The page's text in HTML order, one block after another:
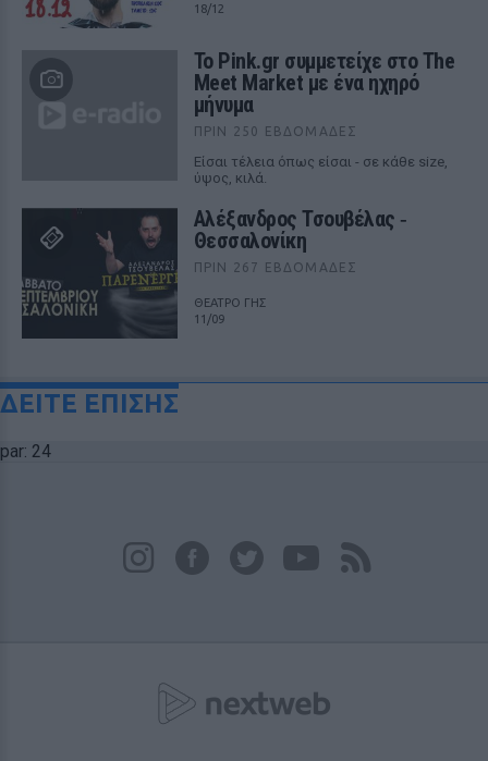
18/12
Το Pink.gr συμμετείχε στο The
Meet Market με ένα ηχηρό
μήνυμα
ΠΡΙΝ 250 ΕΒΔΟΜΆΔΕΣ
Είσαι τέλεια όπως είσαι - σε κάθε size,
ύψος, κιλά.
Αλέξανδρος Τσουβέλας ‑
Θεσσαλονίκη
ΠΡΙΝ 267 ΕΒΔΟΜΆΔΕΣ
ΘΕΑΤΡΟ ΓΗΣ
11/09
ΔΕΙΤΕ ΕΠΙΣΗΣ
par: 24